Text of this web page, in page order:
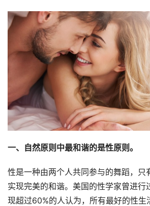
一、自然原则中最和谐的是性原则。
性是一种由两个人共同参与的舞蹈，只
实现完美的和谐。美国的性学家曾进行
现超过60%的人认为，所有最好的性生